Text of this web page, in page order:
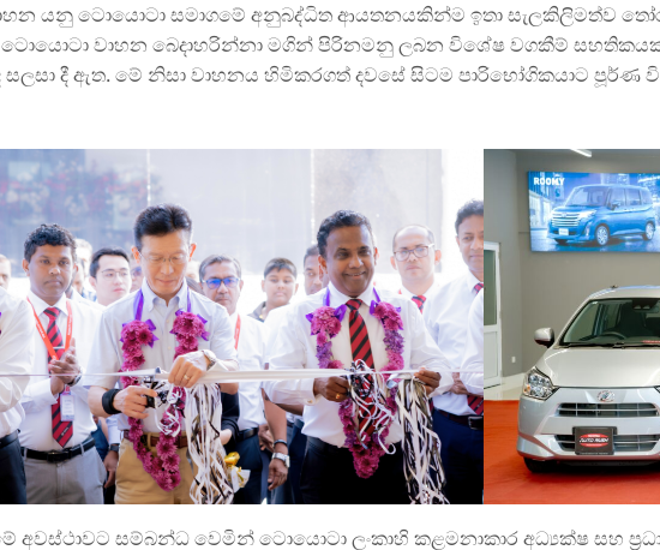
යනු ටොයොටා සමාගමේ අනුබද්ධිත ආයතනයකින්ම ඉතා සැලකිලිමත්ව
වාහන බෙදාහරින්නා මගින් පිරිනමනු ලබන විශේෂ වගකීම් සහතිකයක්
සලසා දී ඇත. මේ නිසා වාහනය හිමිකරගත් දවසේ සිටම පාරිභෝගිකයාට පූර්ණ
අවස්ථාවට සම්බන්ධ වෙමින් ටොයොටා ලංකාහි කළමනාකාර අධ්‍යක්ෂ සහ